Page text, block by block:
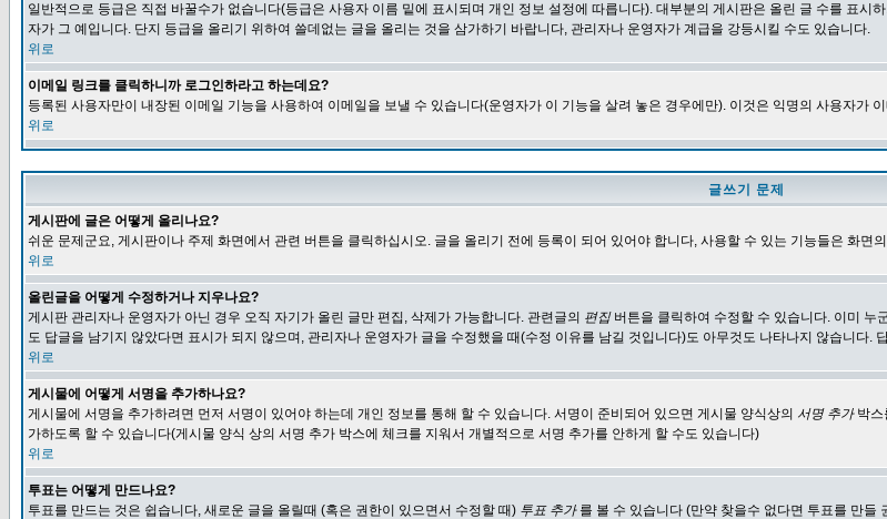
일반적으로 등급은 직접 바꿀수가 없습니다(등급은 사용자 이름 밑에 표시되며 개인 정보 설정에 따릅니다). 대부분의 게시판은 올린 글 수를 표
자가 그 예입니다. 단지 등급을 올리기 위하여 쓸데없는 글을 올리는 것을 삼가하기 바랍니다, 관리자나 운영자가 계급을 강등시킬 수도 있습니다.
위로
이메일 링크를 클릭하니까 로그인하라고 하는데요?
등록된 사용자만이 내장된 이메일 기능을 사용하여 이메일을 보낼 수 있습니다(운영자가 이 기능을 살려 놓은 경우에만). 이것은 익명의 사용자가
위로
글쓰기 문제
게시판에 글은 어떻게 올리나요?
쉬운 문제군요, 게시판이나 주제 화면에서 관련 버튼을 클릭하십시오. 글을 올리기 전에 등록이 되어 있어야 합니다, 사용할 수 있는 기능들은 화면
위로
올린글을 어떻게 수정하거나 지우나요?
게시판 관리자나 운영자가 아닌 경우 오직 자기가 올린 글만 편집, 삭제가 가능합니다. 관련글의 편집버튼을 클릭하여 수정할 수 있습니다. 이미 누
도 답글을 남기지 않았다면 표시가 되지 않으며, 관리자나 운영자가 글을 수정했을 때(수정 이유를 남길 것입니다)도 아무것도 나타나지 않습니다.
위로
게시물에 어떻게 서명을 추가하나요?
게시물에 서명을 추가하려면 먼저 서명이 있어야 하는데 개인 정보를 통해 할 수 있습니다. 서명이 준비되어 있으면 게시물 양식상의 서명 추가박스
가하도록 할 수 있습니다(게시물 양식 상의 서명 추가 박스에 체크를 지워서 개별적으로 서명 추가를 안하게 할 수도 있습니다)
위로
투표는 어떻게 만드나요?
투표를 만드는 것은 쉽습니다, 새로운 글을 올릴때 (혹은 권한이 있으면서 수정할 때) 투표 추가를 볼 수 있습니다 (만약 찾을수 없다면 투표를 만들